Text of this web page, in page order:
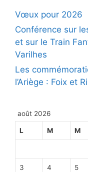
Vœux pour 2026
Conférence sur
et sur le Train
Varilhes
Les
l’Ariège : Foix et
août 2026
L M M
3 4 5